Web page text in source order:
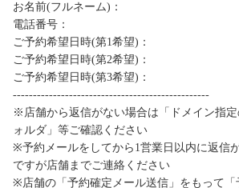
お名前(フルネーム)：
電話番号：
ご予約希望日時(第1希望)：
ご予約希望日時(第2希望)：
ご予約希望日時(第3希望)：
-------------------------------------------------
※店舗から返信がない場合は「ドメイン指
ォルダ」等ご確認ください
※予約メールをしてから1営業日以内に返信
ですが店舗までご連絡ください
※店舗の「予約確定メール送信」をもって「